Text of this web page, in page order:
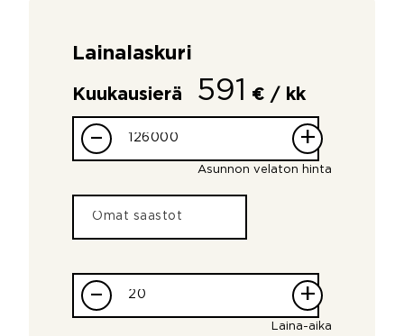
Lainalaskuri
Kuukausierä 591 € / kk
– +
Asunnon velaton hinta
– +
Laina-aika